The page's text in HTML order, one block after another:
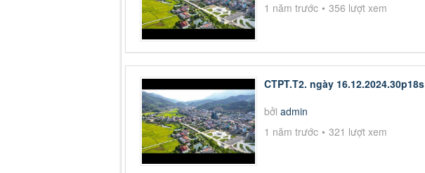
1 năm trước
356 lượt xem
CTPT.T2. ngày 16.12.2024.30p18s
bởi admin
1 năm trước
321 lượt xem